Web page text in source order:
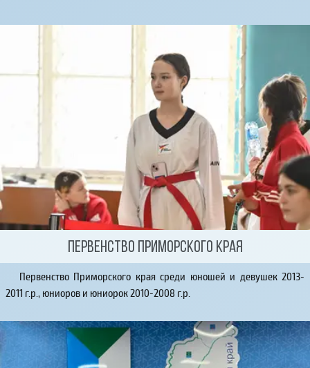
Первенство Приморского края
Первенство Приморского края среди юношей и девушек 2013-
2011 г.р., юниоров и юниорок 2010-2008 г.р.